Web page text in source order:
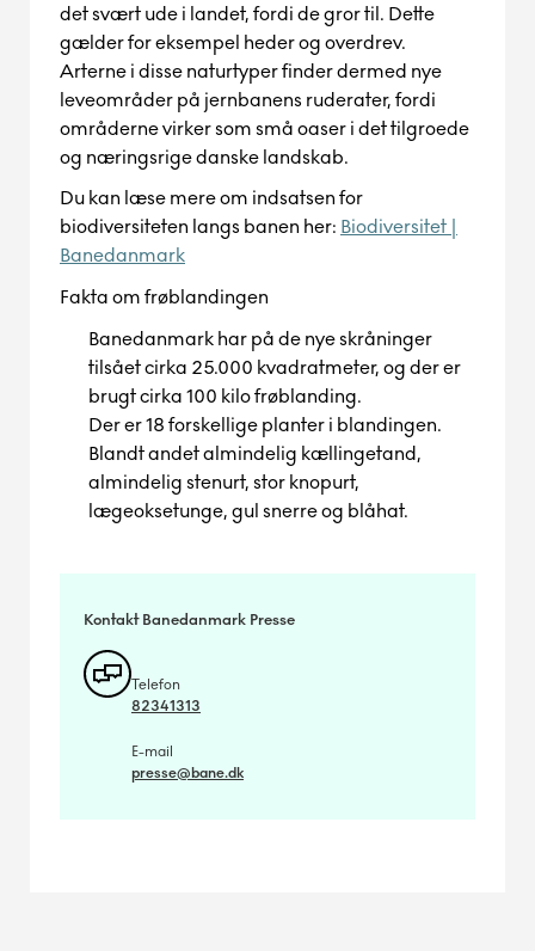
det svært ude i landet, fordi de gror til. Dette
gælder for eksempel heder og overdrev.
Arterne i disse naturtyper finder dermed nye
leveområder på jernbanens ruderater, fordi
områderne virker som små oaser i det tilgroede
og næringsrige danske landskab.
Du kan læse mere om indsatsen for
biodiversiteten langs banen her: Biodiversitet |
Banedanmark
Fakta om frøblandingen
Banedanmark har på de nye skråninger
tilsået cirka 25.000 kvadratmeter, og der er
brugt cirka 100 kilo frøblanding.
Der er 18 forskellige planter i blandingen.
Blandt andet almindelig kællingetand,
almindelig stenurt, stor knopurt,
lægeoksetunge, gul snerre og blåhat.
Kontakt Banedanmark Presse
Telefon
82341313
E-mail
presse@bane.dk